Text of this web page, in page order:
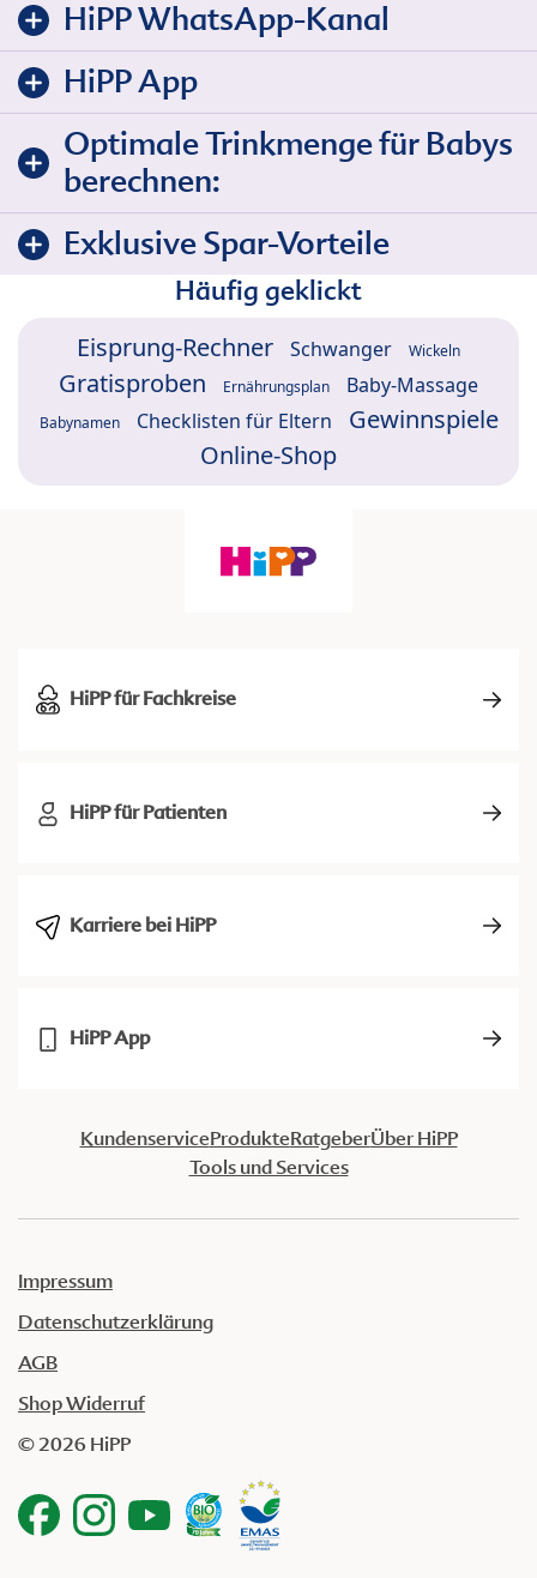
HiPP WhatsApp-Kanal
HiPP App
Optimale Trinkmenge für Babys
berechnen:
Exklusive Spar-Vorteile
Häufig geklickt
Eisprung-Rechner Schwanger Wickeln
Gratisproben Ernährungsplan Baby-Massage
Babynamen Checklisten für Eltern
Gewinnspiele
Online-Shop
HiPP für Fachkreise
HiPP für Patienten
Karriere bei HiPP
HiPP App
KundenserviceProdukteRatgeberÜber HiPP
Tools und Services
Impressum
Datenschutzerklärung
AGB
Shop Widerruf
© 2026 HiPP